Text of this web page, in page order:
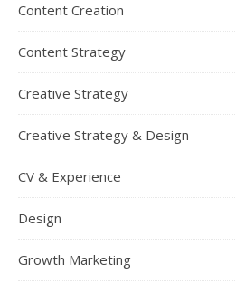
Content Creation
Content Strategy
Creative Strategy
Creative Strategy & Design
CV & Experience
Design
Growth Marketing